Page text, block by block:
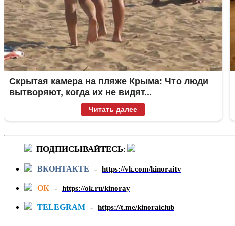
Скрытая камера на пляже Крыма: Что люди
вытворяют, когда их не видят...
Читать далее
ПОДПИСЫВАЙТЕСЬ:
ВКОНТАКТЕ - https://vk.com/kinoraitv
ОК - https://ok.ru/kinoray
TELEGRAM - https://t.me/kinoraiclub